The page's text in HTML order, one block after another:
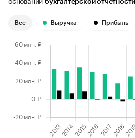
бухгалтерской отчетности
Все Выручка Прибыль